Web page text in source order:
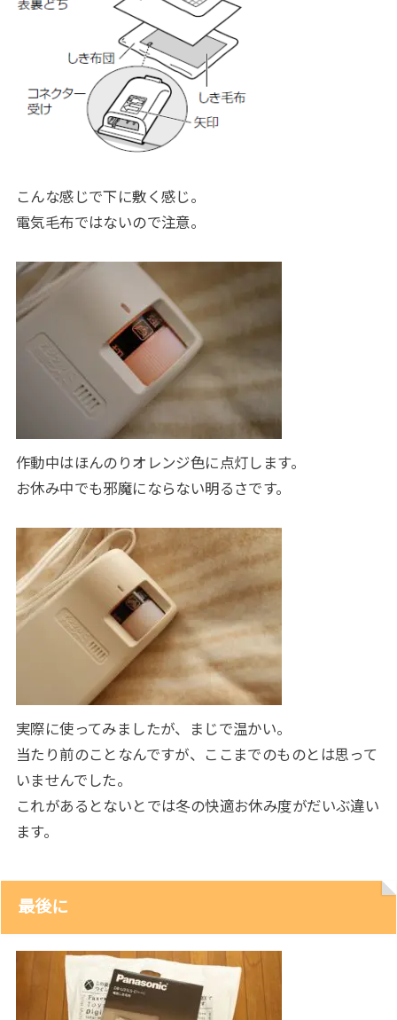
こんな感じで下に敷く感じ。
電気毛布ではないので注意。
作動中はほんのりオレンジ色に点灯します。
お休み中でも邪魔にならない明るさです。
実際に使ってみましたが、まじで温かい。
当たり前のことなんですが、ここまでのものとは思って
いませんでした。
これがあるとないとでは冬の快適お休み度がだいぶ違い
ます。
最後に